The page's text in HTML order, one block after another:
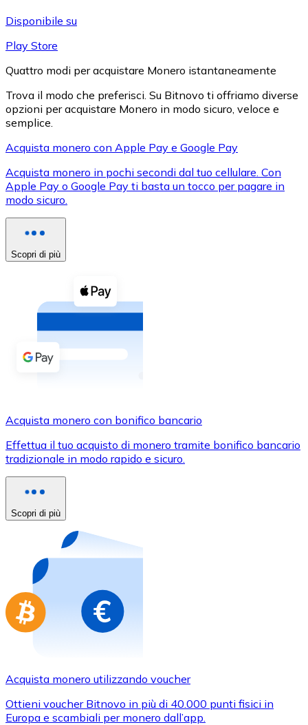
XRP
XRP
Vedi tutto
Buoni cripto
Acquista criptovalute in contanti e altri mezzi di
Acquista con contanti
Bonifico SEPA
Usa le carte Visa e Mastercard per acquistare
Acquista con carta
Acquista gift card dei tuoi marchi preferiti con
Vai al negozio di carte regalo
Disponibile su
Play Store
Quattro modi per acquistare Monero istantaneamente
Trova il modo che preferisci. Su Bitnovo ti offriamo diverse
opzioni per acquistare Monero in modo sicuro, veloce e
semplice.
Acquista monero con Apple Pay e Google Pay
Acquista monero in pochi secondi dal tuo cellulare. Con
Apple Pay o Google Pay ti basta un tocco per pagare in
modo sicuro.
Scopri di più
Acquista monero con bonifico bancario
Effettua il tuo acquisto di monero tramite bonifico bancario
tradizionale in modo rapido e sicuro.
Scopri di più
Acquista monero utilizzando voucher
Ottieni voucher Bitnovo in più di 40.000 punti fisici in
Europa e scambiali per monero dall’app.